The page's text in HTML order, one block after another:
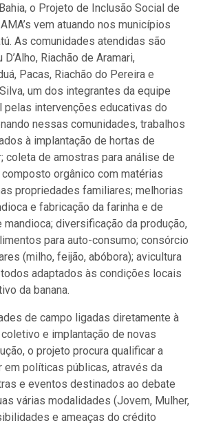
o Projeto de Inclusão Social de
vem atuando nos municípios
As comunidades atendidas são
Riachão de Aramari,
Pacas, Riachão do Pereira e
um dos integrantes da equipe
pelas intervenções educativas do
nessas comunidades, trabalhos
à implantação de hortas de
coleta de amostras para análise de
orgânico com matérias
propriedades familiares; melhorias
e fabricação da farinha e de
diversificação da produção,
para auto-consumo; consórcio
(milho, feijão, abóbora); avicultura
adaptados às condições locais
da banana.
de campo ligadas diretamente à
e implantação de novas
o projeto procura qualificar a
em políticas públicas, através da
e eventos destinados ao debate
várias modalidades (Jovem, Mulher,
e ameaças do crédito